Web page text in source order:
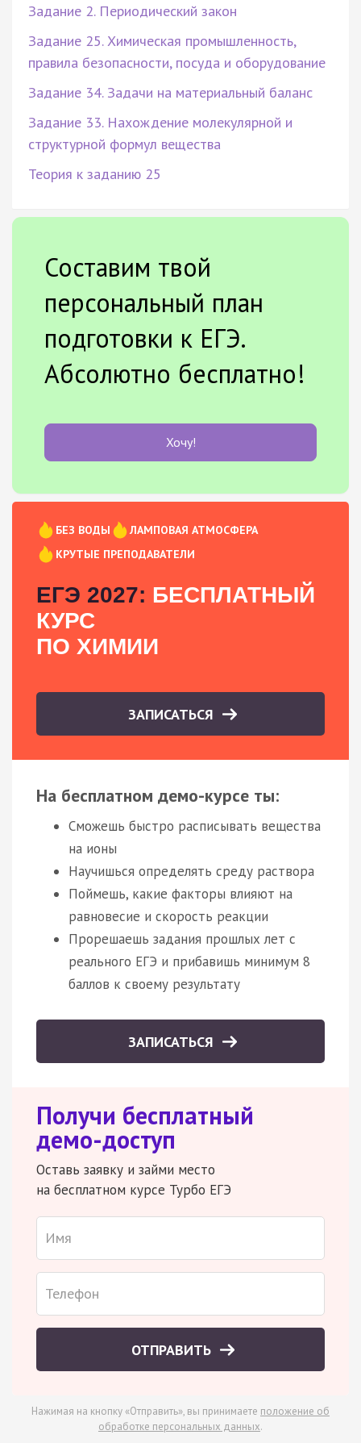
Задание 2. Периодический закон
Задание 25. Химическая промышленность,
правила безопасности, посуда и оборудование
Задание 34. Задачи на материальный баланс
Задание 33. Нахождение молекулярной и
структурной формул вещества
Теория к заданию 25
Составим твой
персональный план
подготовки к ЕГЭ.
Абсолютно бесплатно!
Хочу!
БЕЗ ВОДЫ
ЛАМПОВАЯ АТМОСФЕРА
КРУТЫЕ ПРЕПОДАВАТЕЛИ
ЕГЭ 2027: БЕСПЛАТНЫЙ
КУРС
ПО ХИМИИ
ЗАПИСАТЬСЯ
На бесплатном демо-курсе ты:
Сможешь быстро расписывать вещества
на ионы
Научишься определять среду раствора
Поймешь, какие факторы влияют на
равновесие и скорость реакции
Прорешаешь задания прошлых лет с
реального ЕГЭ и прибавишь минимум 8
баллов к своему результату
ЗАПИСАТЬСЯ
Получи бесплатный
демо-доступ
Оставь заявку и займи место
на бесплатном курсе Турбо ЕГЭ
ОТПРАВИТЬ
Нажимая на кнопку «Отправить», вы принимаете положение об
обработке персональных данных.